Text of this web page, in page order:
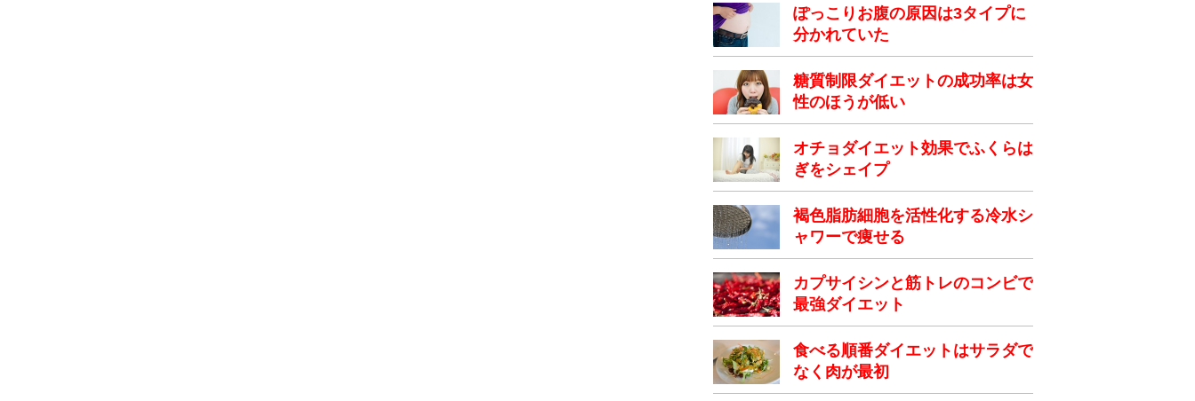
ぽっこりお腹の原因は3タイプに
分かれていた
糖質制限ダイエットの成功率は女
性のほうが低い
オチョダイエット効果でふくらは
ぎをシェイプ
褐色脂肪細胞を活性化する冷水シ
ャワーで痩せる
カプサイシンと筋トレのコンビで
最強ダイエット
食べる順番ダイエットはサラダで
なく肉が最初